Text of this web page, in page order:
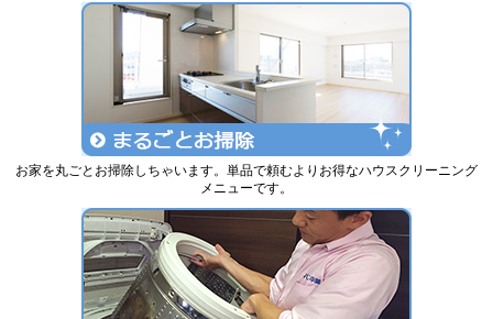
お家を丸ごとお掃除しちゃいます。単品で頼むよりお得なハウスクリーニング
メニューです。